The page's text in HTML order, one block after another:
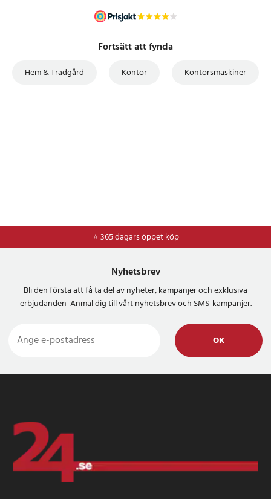
Fortsätt att fynda
Hem & Trädgård Kontor Kontorsmaskiner
⭐ 365 dagars öppet köp
Nyhetsbrev
Bli den första att få ta del av nyheter, kampanjer och exklusiva
erbjudanden Anmäl dig till vårt nyhetsbrev och SMS-kampanjer.
OK